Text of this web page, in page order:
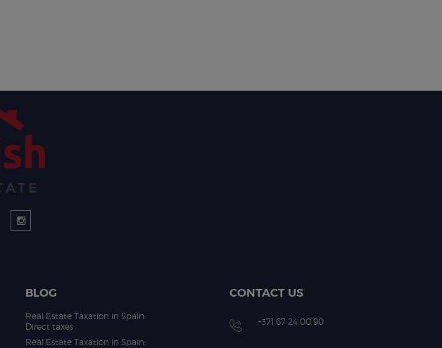
BLOG
Real Estate Taxation in Spain:
Direct taxes
Real Estate Taxation in Spain:
CONTACT US
+371 67 24 00 90